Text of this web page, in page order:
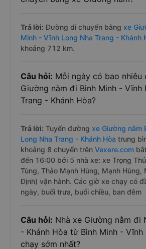
Trả lời: Đường di chuyển bằng xe
Minh - Vĩnh Long Nha Trang - Khánh
khoảng 712 km.
Câu hỏi: Mỗi ngày có bao nhiêu
Giường nằm đi Bình Minh - Vĩnh
Trang - Khánh Hòa?
Trả lời: Tuyến đường xe Giường nằm
Long Nha Trang - Khánh Hòa trung
khoảng 8 chuyến trên Vexere.com
đến 16:00 bởi 5 nhà xe: xe Trọng
Tùng, Thảo Mạnh Hùng, Mạnh Hùng,
Định) vận hành. Các giờ xe chạy có
ngày, buổi trưa, buổi chiều, ban đêm
Câu hỏi: Nhà xe Giường nằm đi
- Khánh Hòa từ Bình Minh - Vĩnh
chạy sớm nhất?